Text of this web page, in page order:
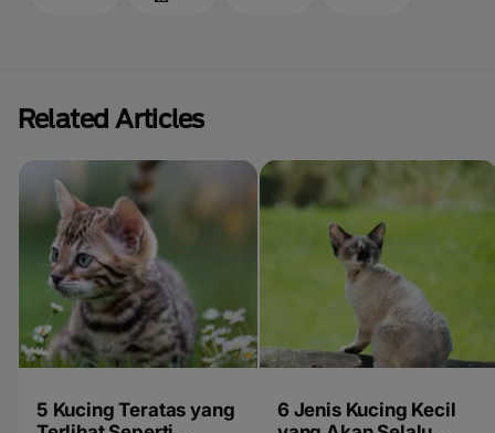
Related Articles
5 Kucing Teratas yang
6 Jenis Kucing Kecil